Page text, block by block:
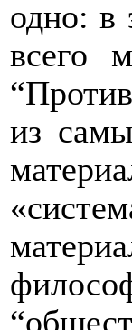
одно: в
всего
из